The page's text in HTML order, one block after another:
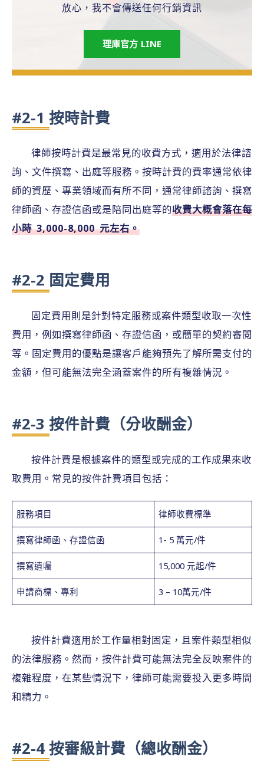
放心，我不會傳送任何行銷資訊
理庫官方 LINE
#2-1 按時計費
律師按時計費是最常見的收費方式，適用於法律諮
詢、文件撰寫、出庭等服務。按時計費的費率通常依律
師的資歷、專業領域而有所不同，通常律師諮詢、撰寫
律師函、存證信函或是陪同出庭等的收費大概會落在每
小時 3,000-8,000 元左右。
#2-2 固定費用
固定費用則是針對特定服務或案件類型收取一次性
費用，例如撰寫律師函、存證信函，或簡單的契約審閱
等。固定費用的優點是讓客戶能夠預先了解所需支付的
金額，但可能無法完全涵蓋案件的所有複雜情況。
#2-3 按件計費（分收酬金）
按件計費是根據案件的類型或完成的工作成果來收
取費用。常見的按件計費項目包括：
服務項目 律師收費標準
撰寫律師函、存證信函 1- 5 萬元/件
撰寫遺囑 15,000 元起/件
申請商標、專利 3 – 10萬元/件
按件計費適用於工作量相對固定，且案件類型相似
的法律服務。然而，按件計費可能無法完全反映案件的
複雜程度，在某些情況下，律師可能需要投入更多時間
和精力。
#2-4 按審級計費（總收酬金）